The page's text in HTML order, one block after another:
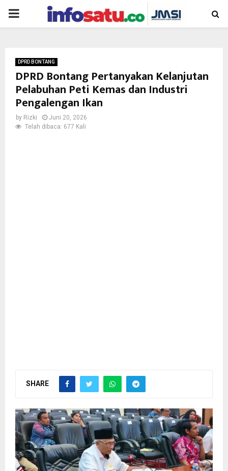
PRIMARY
DPRD BONTANG
DPRD Bontang Pertanyakan Kelanjutan
Pelabuhan Peti Kemas dan Industri
Pengalengan Ikan
by Rizki
Juni 20, 2026
Telah dibaca: 677 Kali
SHARE